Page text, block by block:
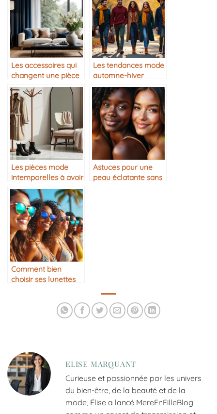
Les accessoires qui
changent une pièce
Les tendances mode
automne-hiver
Les pièces mode
intemporelles à avoir
dans sa garde-robe
Astuces pour une
peau éclatante sans
Comment bien
choisir ses lunettes
ELISE MARQUANT
Curieuse et passionnée par les univers
du bien-être, de la beauté et de la
mode, Élise a lancé MereEnFilleBlog